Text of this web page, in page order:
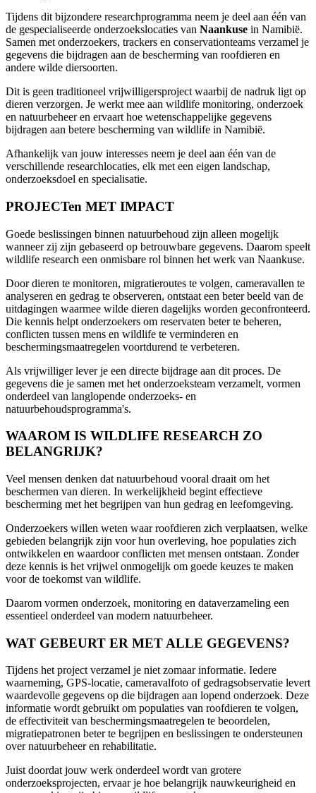
Tijdens dit bijzondere researchprogramma neem je deel aan één van
de gespecialiseerde onderzoekslocaties van Naankuse in Namibië.
Samen met onderzoekers, trackers en conservationteams verzamel je
gegevens die bijdragen aan de bescherming van roofdieren en
andere wilde diersoorten.
Dit is geen traditioneel vrijwilligersproject waarbij de nadruk ligt op
dieren verzorgen. Je werkt mee aan wildlife monitoring, onderzoek
en natuurbeheer en ervaart hoe wetenschappelijke gegevens
bijdragen aan betere bescherming van wildlife in Namibië.
Afhankelijk van jouw interesses neem je deel aan één van de
verschillende researchlocaties, elk met een eigen landschap,
onderzoeksdoel en specialisatie.
PROJECTen MET IMPACT
Goede beslissingen binnen natuurbehoud zijn alleen mogelijk
wanneer zij zijn gebaseerd op betrouwbare gegevens. Daarom speelt
wildlife research een onmisbare rol binnen het werk van Naankuse.
Door dieren te monitoren, migratieroutes te volgen, cameravallen te
analyseren en gedrag te observeren, ontstaat een beter beeld van de
uitdagingen waarmee wilde dieren dagelijks worden geconfronteerd.
Die kennis helpt onderzoekers om reservaten beter te beheren,
conflicten tussen mens en wildlife te verminderen en
beschermingsmaatregelen voortdurend te verbeteren.
Als vrijwilliger lever je een directe bijdrage aan dit proces. De
gegevens die je samen met het onderzoeksteam verzamelt, vormen
onderdeel van langlopende onderzoeks- en
natuurbehoudsprogramma's.
WAAROM IS WILDLIFE RESEARCH ZO
BELANGRIJK?
Veel mensen denken dat natuurbehoud vooral draait om het
beschermen van dieren. In werkelijkheid begint effectieve
bescherming met het begrijpen van hun gedrag en leefomgeving.
Onderzoekers willen weten waar roofdieren zich verplaatsen, welke
gebieden belangrijk zijn voor hun overleving, hoe populaties zich
ontwikkelen en waardoor conflicten met mensen ontstaan. Zonder
deze kennis is het vrijwel onmogelijk om goede keuzes te maken
voor de toekomst van wildlife.
Daarom vormen onderzoek, monitoring en dataverzameling een
essentieel onderdeel van modern natuurbeheer.
WAT GEBEURT ER MET ALLE GEGEVENS?
Tijdens het project verzamel je niet zomaar informatie. Iedere
waarneming, GPS-locatie, cameravalfoto of gedragsobservatie levert
waardevolle gegevens op die bijdragen aan lopend onderzoek. Deze
informatie wordt gebruikt om populaties van roofdieren te volgen,
de effectiviteit van beschermingsmaatregelen te beoordelen,
migratiepatronen beter te begrijpen en beslissingen te ondersteunen
over natuurbeheer en rehabilitatie.
Juist doordat jouw werk onderdeel wordt van grotere
onderzoeksprojecten, ervaar je hoe belangrijk nauwkeurigheid en